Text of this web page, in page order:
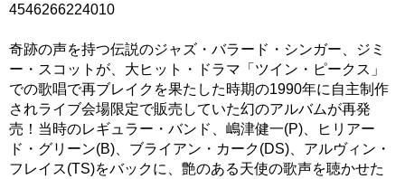
4546266224010
奇跡の声を持つ伝説のジャズ・バラード・シンガー、ジミ
ー・スコットが、大ヒット・ドラマ「ツイン・ピークス」
での歌唱で再ブレイクを果たした時期の1990年に自主制作
されライブ会場限定で販売していた幻のアルバムが再発
売！当時のレギュラー・バンド、嶋津健一(P)、ヒリアー
ド・グリーン(B)、ブライアン・カーク(DS)、アルヴィン・
フレイス(TS)をバックに、艶のある天使の歌声を聴かせた